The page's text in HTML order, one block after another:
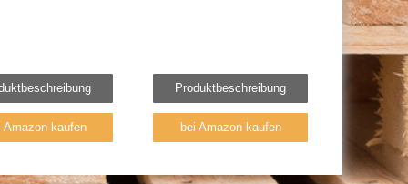
Amazon kaufen
Produktbeschreibung
bei Amazon kaufen